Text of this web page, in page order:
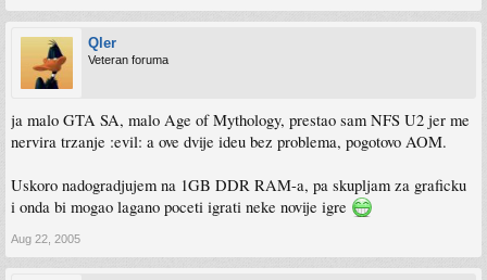
Qler
Veteran foruma
ja malo GTA SA, malo Age of Mythology, prestao sam NFS U2 jer me
nervira trzanje :evil: a ove dvije ideu bez problema, pogotovo AOM.
Uskoro nadogradjujem na 1GB DDR RAM-a, pa skupljam za graficku
i onda bi mogao lagano poceti igrati neke novije igre
Aug 22, 2005